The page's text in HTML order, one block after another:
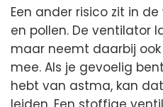
Een ander risico zit in
en pollen. De ventilator
maar neemt daarbij
mee. Als je gevoelig
hebt van astma, kan